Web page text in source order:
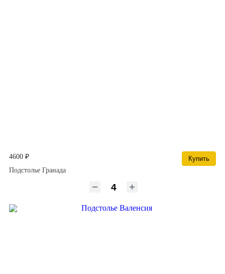
4600 ₽
Купить
Подстолье Гранада